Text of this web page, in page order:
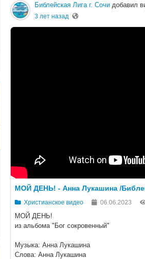
Библейская Лига г. Сочи добавил
3 лет назад
МОЙ ДЕНЬ! - Анна Лукашина /
Христианское видео 06.06.2023
МОЙ ДЕНЬ!
из альбома "Бог сокровенный"
Музыка: Анна Лукашина
Слова: Анна Лукашина